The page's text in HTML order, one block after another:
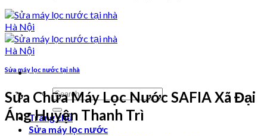
Search
for:
Trang chủ
Sửa máy lọc nước
Sửa máy lọc nước tại nhà
Sửa Chữa Máy Lọc Nước SAFIA Xã Đại
Áng Huyện Thanh Trì